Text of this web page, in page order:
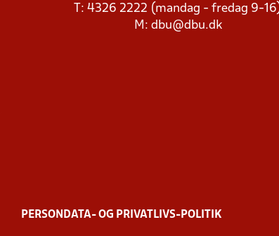
T: 4326 2222 (mandag - fredag 9-
M: dbu@dbu.dk
PERSONDATA- OG PRIVATLIVS-POLITIK